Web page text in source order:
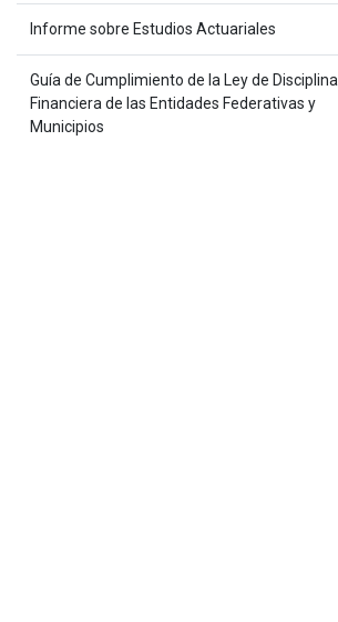
Informe sobre Estudios Actuariales
Guía de Cumplimiento de la Ley de Disciplina
Financiera de las Entidades Federativas y
Municipios